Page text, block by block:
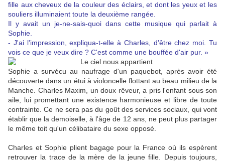
fille aux cheveux de la couleur des éclairs, et dont les yeux et les
souliers illuminaient toute la deuxième rangée.
Il y avait un je-ne-sais-quoi dans cette musique qui parlait à
Sophie.
- J'ai l'impression, expliqua-t-elle à Charles, d'être chez moi. Tu
vois ce que je veux dire ? C'est comme une bouffée d'air pur. »
Sophie a survécu au naufrage d'un paquebot, après avoir été
découverte dans un étui à violoncelle flottant au beau milieu de la
Manche. Charles Maxim, un doux rêveur, a pris l'enfant sous son
aile, lui promettant une existence harmonieuse et libre de toute
contrainte. Ce ne sera pas du goût des services sociaux, qui vont
établir que la demoiselle, à l'âge de 12 ans, ne peut plus partager
le même toit qu'un célibataire du sexe opposé.
Charles et Sophie plient bagage pour la France où ils espèrent
retrouver la trace de la mère de la jeune fille. Depuis toujours,